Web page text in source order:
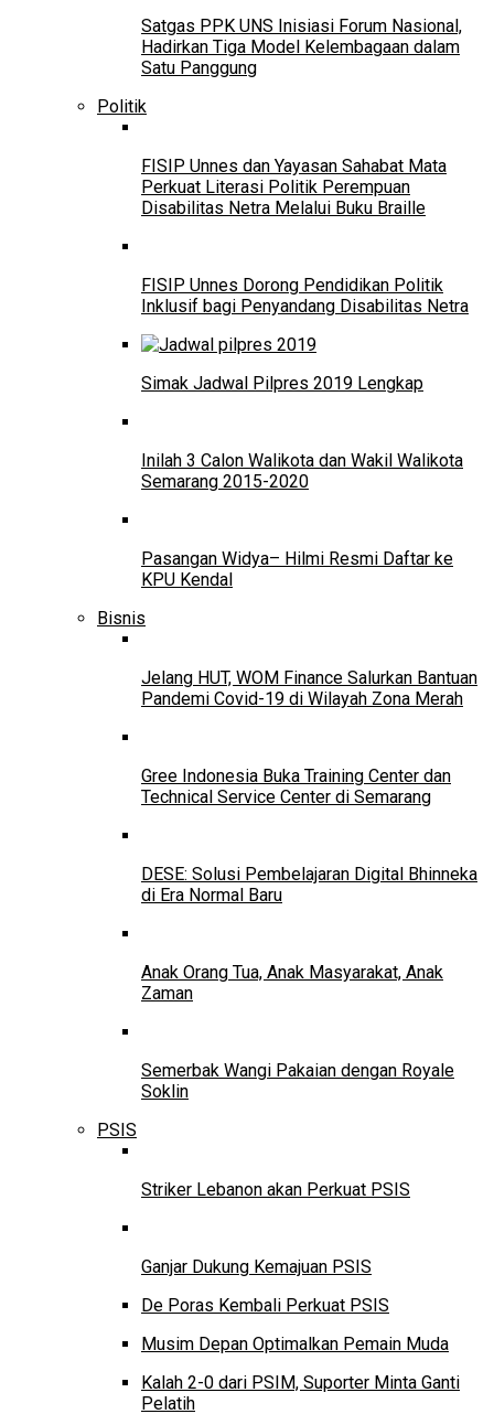
Satgas PPK UNS Inisiasi Forum Nasional,
Hadirkan Tiga Model Kelembagaan dalam
Satu Panggung
Politik
FISIP Unnes dan Yayasan Sahabat Mata
Perkuat Literasi Politik Perempuan
Disabilitas Netra Melalui Buku Braille
FISIP Unnes Dorong Pendidikan Politik
Inklusif bagi Penyandang Disabilitas Netra
Simak Jadwal Pilpres 2019 Lengkap
Inilah 3 Calon Walikota dan Wakil Walikota
Semarang 2015-2020
Pasangan Widya– Hilmi Resmi Daftar ke
KPU Kendal
Bisnis
Jelang HUT, WOM Finance Salurkan Bantuan
Pandemi Covid-19 di Wilayah Zona Merah
Gree Indonesia Buka Training Center dan
Technical Service Center di Semarang
DESE: Solusi Pembelajaran Digital Bhinneka
di Era Normal Baru
Anak Orang Tua, Anak Masyarakat, Anak
Zaman
Semerbak Wangi Pakaian dengan Royale
Soklin
PSIS
Striker Lebanon akan Perkuat PSIS
Ganjar Dukung Kemajuan PSIS
De Poras Kembali Perkuat PSIS
Musim Depan Optimalkan Pemain Muda
Kalah 2-0 dari PSIM, Suporter Minta Ganti
Pelatih